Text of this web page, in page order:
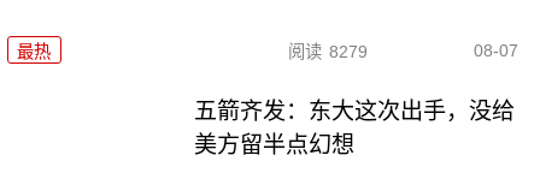
最热 阅读 8279 08-07
五箭齐发：东大这次出手，没给
美方留半点幻想